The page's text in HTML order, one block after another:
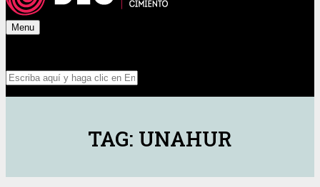
Menu
TAG: UNAHUR